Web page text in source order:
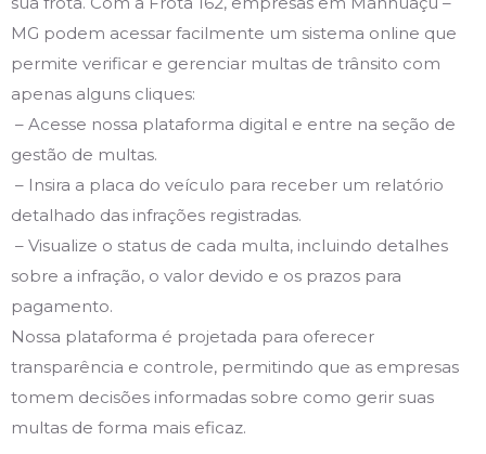
MG podem acessar facilmente um sistema online que
permite verificar e gerenciar multas de trânsito com
apenas alguns cliques:
– Acesse nossa plataforma digital e entre na seção de
gestão de multas.
– Insira a placa do veículo para receber um relatório
detalhado das infrações registradas.
– Visualize o status de cada multa, incluindo detalhes
sobre a infração, o valor devido e os prazos para
pagamento.
Nossa plataforma é projetada para oferecer
transparência e controle, permitindo que as empresas
tomem decisões informadas sobre como gerir suas
multas de forma mais eficaz.